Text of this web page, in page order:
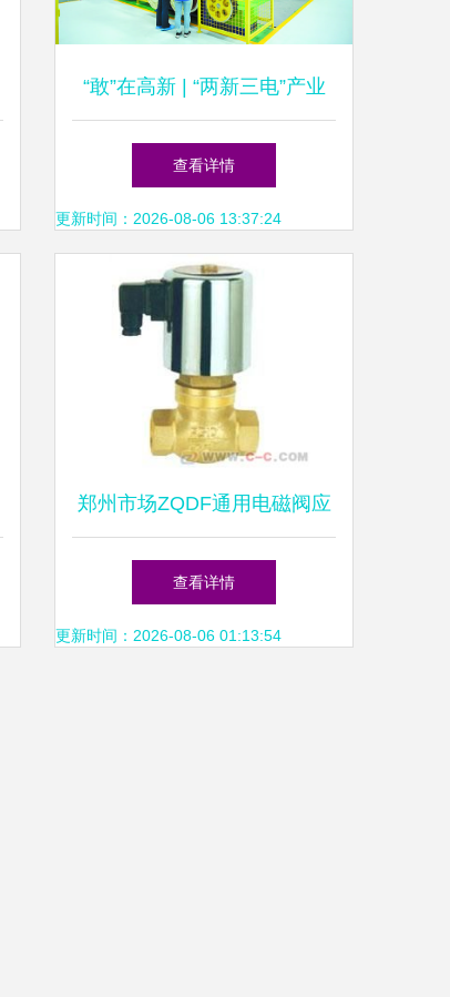
“敢”在高新 | “两新三电”产业
园:乘风起势拓新局
查看详情
更新时间：2026-08-06 13:37:24
郑州市场ZQDF通用电磁阀应
用与选购指南
查看详情
更新时间：2026-08-06 01:13:54